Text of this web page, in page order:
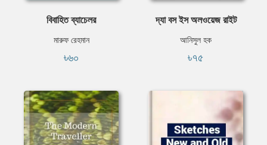
বিবাহিত ব্যাচেলর
মারুফ রেহমান
৳৬০
দ্যা বস ইস অলওয়েজ রাইট
আনিসুল হক
৳৭৫